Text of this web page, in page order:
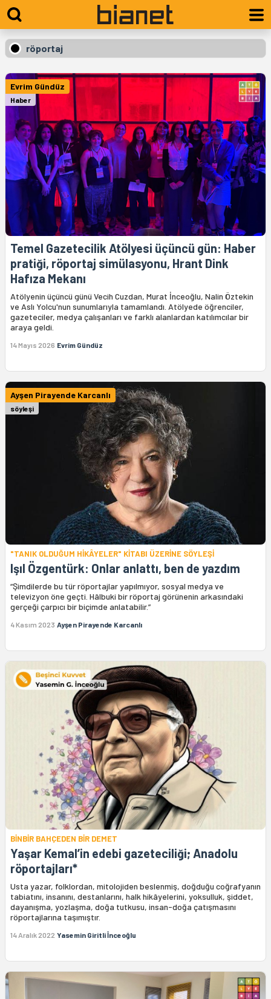
röportaj
Evrim Gündüz
Haber
Temel Gazetecilik Atölyesi üçüncü gün: Haber
pratiği, röportaj simülasyonu, Hrant Dink
Hafıza Mekanı
Atölyenin üçüncü günü Vecih Cuzdan, Murat İnceoğlu, Nalin Öztekin
ve Aslı Yolcu'nun sunumlarıyla tamamlandı. Atölyede öğrenciler,
gazeteciler, medya çalışanları ve farklı alanlardan katılımcılar bir
araya geldi.
14 Mayıs 2026 Evrim Gündüz
Ayşen Pirayende Karcanlı
söyleşi
"TANIK OLDUĞUM HİKÂYELER" KİTABI ÜZERİNE SÖYLEŞİ
Işıl Özgentürk: Onlar anlattı, ben de yazdım
“Şimdilerde bu tür röportajlar yapılmıyor, sosyal medya ve
televizyon öne geçti. Hâlbuki bir röportaj görünenin arkasındaki
gerçeği çarpıcı bir biçimde anlatabilir.”
4 Kasım 2023 Ayşen Pirayende Karcanlı
BİNBİR BAHÇEDEN BİR DEMET
Yaşar Kemal’in edebi gazeteciliği; Anadolu
röportajları*
Usta yazar, folklordan, mitolojiden beslenmiş, doğduğu coğrafyanın
tabiatını, insanını, destanlarını, halk hikâyelerini, yoksulluk, şiddet,
dayanışma, yozlaşma, doğa tutkusu, insan-doğa çatışmasını
röportajlarına taşımıştır.
14 Aralık 2022 Yasemin Giritli İnceoğlu